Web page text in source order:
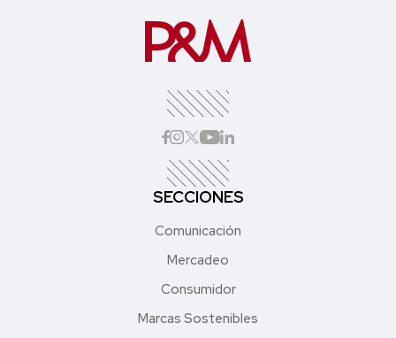
SECCIONES
Comunicación
Mercadeo
Consumidor
Marcas Sostenibles